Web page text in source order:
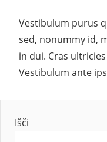
Vestibulum purus
sed, nonummy id,
in dui. Cras
Vestibulum ante
Išči